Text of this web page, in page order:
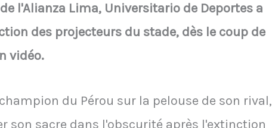
l'Alianza Lima, Universitario de Deportes a
des projecteurs du stade, dès le coup de
vidéo.
du Pérou sur la pelouse de son rival,
son sacre dans l'obscurité après l'extinction